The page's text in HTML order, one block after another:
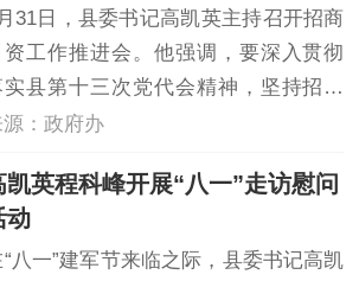
，用心用情用力解决...
31日，县委书记高凯英主持召开招商
资工作推进会。他强调，要深入贯彻
实县第十三次党代会精神，坚持招商
资上项目生命线地位不动摇，持续强
。县委副书记、县长程科峰出席并讲
见，相关县领导参加会议。会议通报
全县招商引资总体情...
源：政府办
凯英程科峰开展“八一”走访慰问
动
八一”建军节来临之际，县委书记高凯